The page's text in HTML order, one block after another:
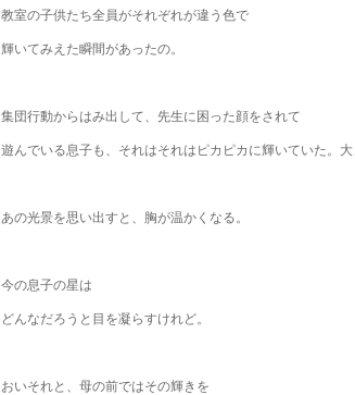
教室の子供たち全員がそれぞれが違う色で
輝いてみえた瞬間があったの。
集団行動からはみ出して、先生に困った顔をされて
遊んでいる息子も、それはそれはピカピカに輝いていた。大
あの光景を思い出すと、胸が温かくなる。
今の息子の星は
どんなだろうと目を凝らすけれど。
おいそれと、母の前ではその輝きを